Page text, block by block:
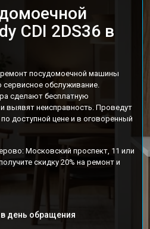
CDI 2DS36 в
посудомоечной машины
сервисное обслуживание.
сделают бесплатную
выявят неисправность. Проведут
доступной цене и в оговоренный
Московский проспект, 11 или
скидку 20% на ремонт и
день обращения